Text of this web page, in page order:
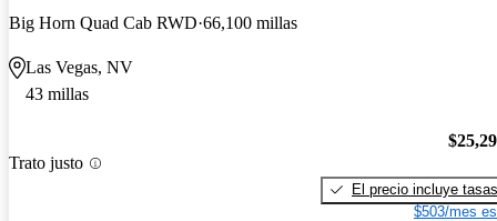
Big Horn Quad Cab RWD 66,100 millas
Las Vegas, NV
43 millas
Trato justo
El precio incluye tasas
$503/mes